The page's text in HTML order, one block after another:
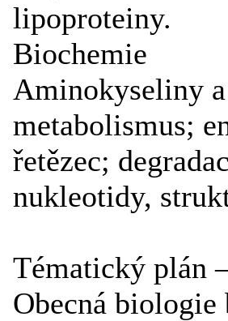
lipoproteiny.
Biochemie
Aminokyseliny
metabolismus;
řetězec;
nukleotidy,
Tématický plán
Obecná biologie